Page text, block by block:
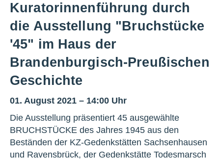
Kuratorinnenführung durch
die Ausstellung "Bruchstücke
'45" im Haus der
Brandenburgisch-Preußischen
Geschichte
01. August 2021 – 14:00 Uhr
Die Ausstellung präsentiert 45 ausgewählte
BRUCHSTÜCKE des Jahres 1945 aus den
Beständen der KZ-Gedenkstätten Sachsenhausen
und Ravensbrück, der Gedenkstätte Todesmarsch